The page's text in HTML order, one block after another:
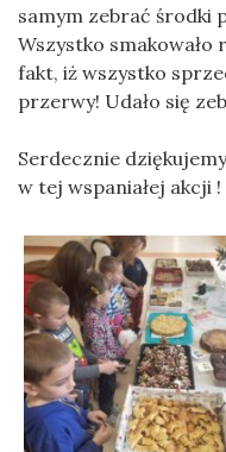
samym zebrać środki
Wszystko smakowało
fakt, iż wszystko
przerwy! Udało się
Serdecznie
w tej wspaniałej akcji !